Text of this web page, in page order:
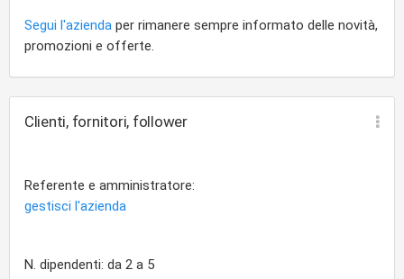
Segui l'azienda per rimanere sempre informato delle novità,
promozioni e offerte.
Clienti, fornitori, follower
Referente e amministratore:
gestisci l'azienda
N. dipendenti: da 2 a 5